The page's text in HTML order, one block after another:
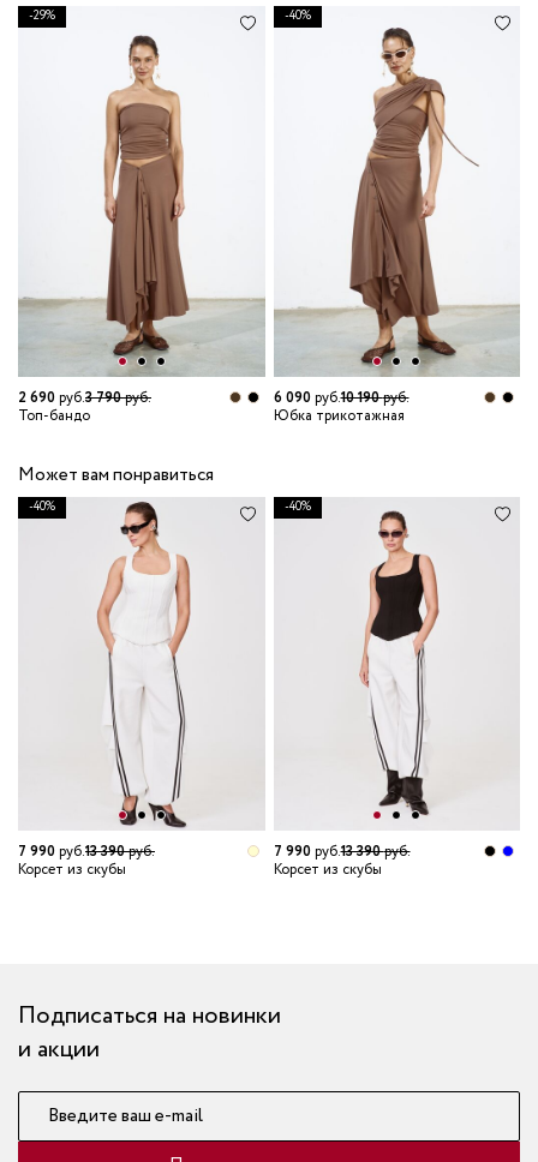
-29%
2 690руб.3 790руб.
Топ-бандо
-40%
6 090руб.10 190руб.
Юбка трикотажная
Может вам понравиться
-40%
7 990руб.13 390руб.
Корсет из скубы
-40%
7 990руб.13 390руб.
Корсет из скубы
Подписаться на новинки
и акции
Введите ваш e-mail